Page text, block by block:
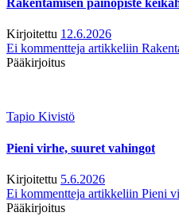
Rakentamisen painopiste
Kirjoitettu 12.6.2026
Ei kommentteja artikkeliin
Pääkirjoitus
Tapio Kivistö
Pieni virhe, suuret vahingot
Kirjoitettu 5.6.2026
Ei kommentteja artikkeliin Pieni
Pääkirjoitus